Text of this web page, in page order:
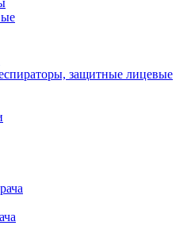
защитные лицевые